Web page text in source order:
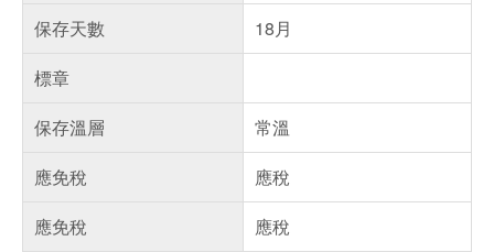
保存天數
18月
標章
保存溫層
常溫
應免稅
應稅
應免稅
應稅